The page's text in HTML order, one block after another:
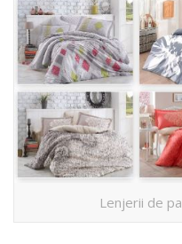
Lenjerii de